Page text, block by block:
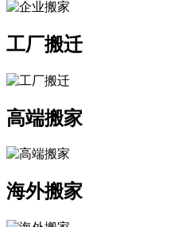
工厂搬迁
高端搬家
海外搬家